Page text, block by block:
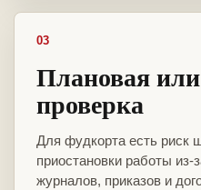
03
Плановая
проверка
Для фудкорта есть риск
приостановки работы из-
журналов, приказов и